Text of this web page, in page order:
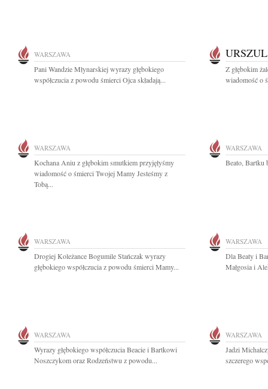
WARSZAWA
Pani Wandzie Młynarskiej wyrazy głębokiego
współczucia z powodu śmierci Ojca składają...
Z głębokim
wiadomość o
WARSZAWA
Kochana Aniu z głębokim smutkiem przyjęłyśmy
wiadomość o śmierci Twojej Mamy Jesteśmy z
Tobą...
WARSZAWA
Beato, Bartku
WARSZAWA
Drogiej Koleżance Bogumile Stańczak wyrazy
głębokiego współczucia z powodu śmierci Mamy...
WARSZAWA
Dla Beaty i
Małgosia i
WARSZAWA
Wyrazy głębokiego współczucia Beacie i Bartkowi
Noszczykom oraz Rodzeństwu z powodu...
WARSZAWA
Jadzi
szczerego